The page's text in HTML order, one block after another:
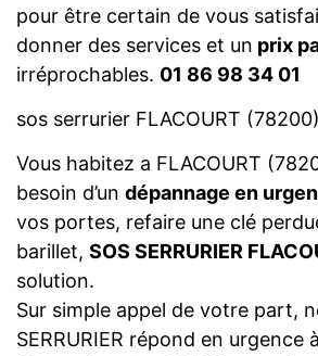
pour être certain de vous
donner des services et un prix
irréprochables. 01 86 98 34 01
sos serrurier FLACOURT (78200)
Vous habitez a FLACOURT
besoin d’un dépannage en
vos portes, refaire une clé
barillet, SOS SERRURIER
solution.
Sur simple appel de votre part,
SERRURIER répond en urgence